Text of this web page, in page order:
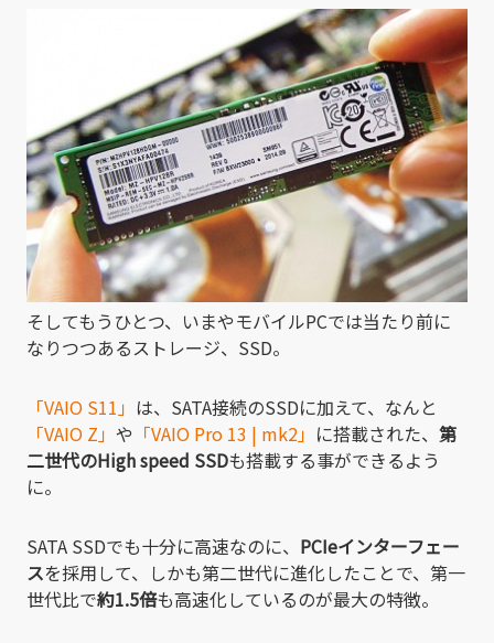
そしてもうひとつ、いまやモバイルPCでは当たり前に
なりつつあるストレージ、SSD。
「VAIO S11」 は、SATA接続のSSDに加えて、なんと
「VAIO Z」 や 「VAIO Pro 13 | mk2」 に搭載された、 第
二世代のHigh speed SSDも搭載する事ができるよう
に。
SATA SSDでも十分に高速なのに、 PCIeインターフェー
スを採用して、しかも第二世代に進化したことで、第一
世代比で約1.5倍も高速化しているのが最大の特徴。